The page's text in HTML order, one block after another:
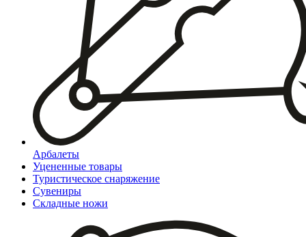
Арбалеты
Уцененные товары
Туристическое снаряжение
Сувениры
Складные ножи